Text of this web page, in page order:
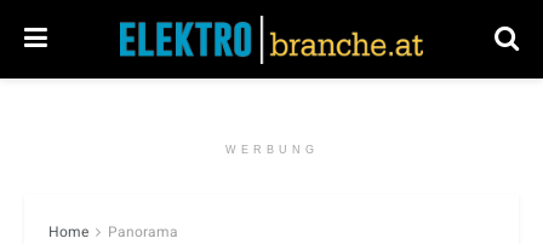
WERBUNG
Home Panorama